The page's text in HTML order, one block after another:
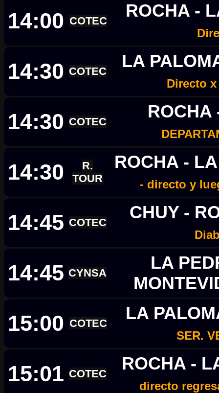
14:00 COTEC
ROCHA -
14:30 COTEC
LA
Directo
14:30 COTEC
ROCHA
14:30
R.
TOUR
ROCHA -
- directo y
14:45 COTEC
CHUY -
14:45 CYNSA
LA
15:00 COTEC
LA
SER.
15:01 COTEC
ROCHA -
directo